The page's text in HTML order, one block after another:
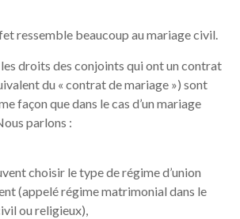
ressemble beaucoup au mariage civil.
droits des conjoints qui ont un contrat
du « contrat de mariage ») sont
façon que dans le cas d’un mariage
parlons :
choisir le type de régime d’union
(appelé régime matrimonial dans le
ou religieux),